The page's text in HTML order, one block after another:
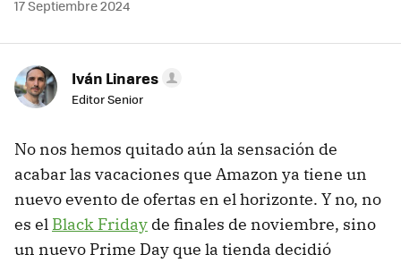
17 Septiembre 2024
Iván Linares
Editor Senior
No nos hemos quitado aún la sensación de
acabar las vacaciones que Amazon ya tiene un
nuevo evento de ofertas en el horizonte. Y no, no
es el Black Friday de finales de noviembre, sino
un nuevo Prime Day que la tienda decidió